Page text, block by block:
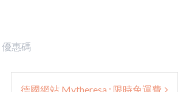
優惠碼
德國網站 Mytheresa : 限時免運費